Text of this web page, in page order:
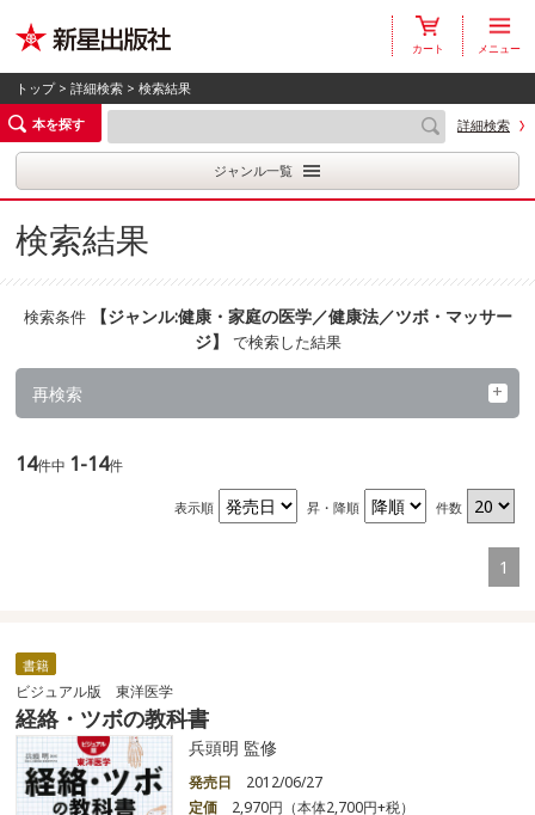
カート メニュー
トップ>詳細検索 > 検索結果
本を探す
詳細検索
ジャンル一覧
検索結果
検索条件【ジャンル:健康・家庭の医学／健康法／ツボ・マッサー
ジ】 で検索した結果
再検索
14件中 1-14件
表示順 昇・降順 件数
1
書籍
ビジュアル版 東洋医学
経絡・ツボの教科書
兵頭明 監修
発売日
2012/06/27
定価
2,970円（本体2,700円+税）